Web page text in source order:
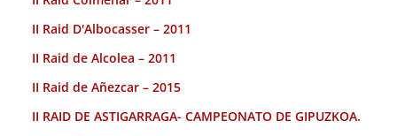
II Raid D'Albocasser – 2011
II Raid de Alcolea – 2011
II Raid de Añezcar – 2015
II RAID DE ASTIGARRAGA- CAMPEONATO DE GIPUZKOA.